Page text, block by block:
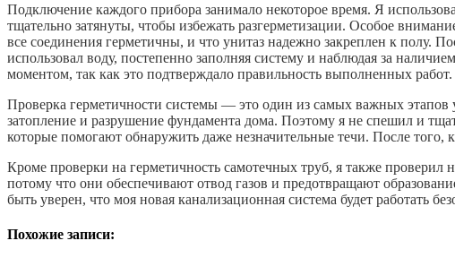
Подключение каждого прибора занимало некоторое время. Я
тщательно затянуты, чтобы избежать разгерметизации. Особое
все соединения герметичны, и что унитаз надежно закреплен к полу.
использовал воду, постепенно заполняя систему и наблюдая за
моментом, так как это подтверждало правильность выполненных работ.
Проверка герметичности системы — это один из самых важных
затопление и разрушение фундамента дома. Поэтому я не спешил и
которые помогают обнаружить даже незначительные течи. После того,
Кроме проверки на герметичность самотечных труб, я также
потому что они обеспечивают отвод газов и предотвращают
быть уверен, что моя новая канализационная система будет работать
Похожие записи: